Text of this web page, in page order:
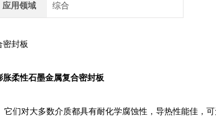
应用领域 综合
密封板
柔性石墨金属复合密封板
们对大多数介质都具有耐化学腐蚀性，导热性能佳，